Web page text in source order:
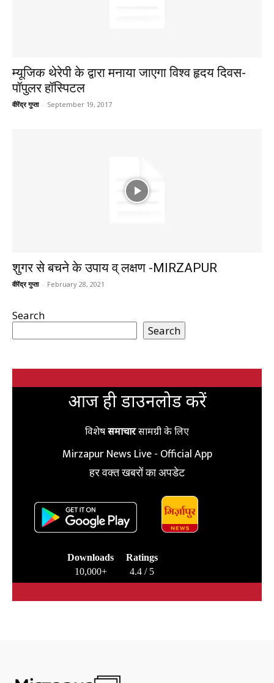
म्यूजिक थेरेपी के द्वारा मनाया जाएगा विश्व हृदय दिवस-
पॉपुलर हॉस्पिटल
वीरेंद्र गुप्ता - September 19, 2017
शुगर से बचने के उपाय व् लक्षण -MIRZAPUR
वीरेंद्र गुप्ता - February 28, 2021
Search
Search
आज ही डाउनलोड करें
विशेषसमाचारसामग्री के लिए
Mirzapur News Live - Official App
हर वक्त खबरों का अपडेट
Downloads
10,000+
Ratings
4.4 / 5